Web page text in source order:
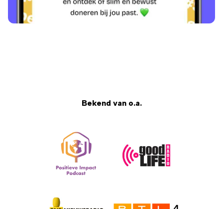
Bekend van o.a.